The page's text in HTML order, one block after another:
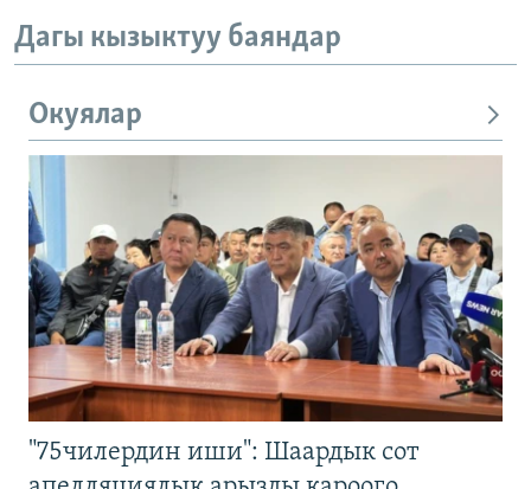
Дагы кызыктуу баяндар
Окуялар
"75чилердин иши": Шаардык сот